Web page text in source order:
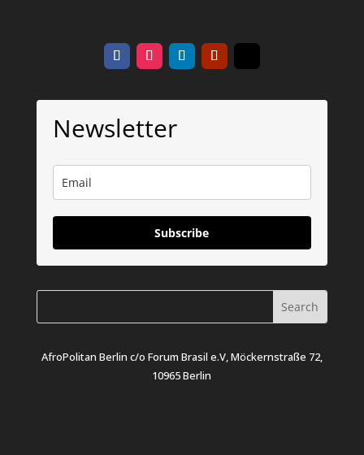
Newsletter
Subscribe
AfroPolitan Berlin c/o Forum Brasil e.V, Möckernstraße 72,
10965 Berlin